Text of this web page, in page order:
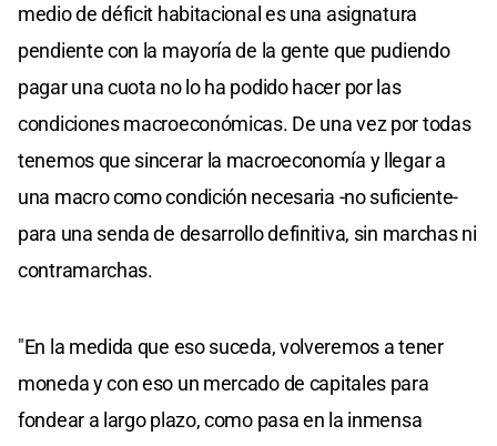
medio de déficit habitacional es una asignatura
pendiente con la mayoría de la gente que pudiendo
pagar una cuota no lo ha podido hacer por las
condiciones macroeconómicas. De una vez por todas
tenemos que sincerar la macroeconomía y llegar a
una macro como condición necesaria -no suficiente-
para una senda de desarrollo definitiva, sin marchas ni
contramarchas.
"En la medida que eso suceda, volveremos a tener
moneda y con eso un mercado de capitales para
fondear a largo plazo, como pasa en la inmensa